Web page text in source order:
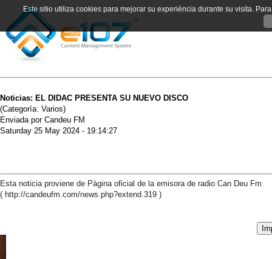
Noticias: EL DIDAC PRESENTA SU NUEVO DISCO
(Categoría: Varios)
Enviada por Candeu FM
Saturday 25 May 2024 - 19:14:27
Esta noticia proviene de Pàgina oficial de la emisora de radio Can Deu Fm
( http://candeufm.com/news.php?extend.319 )
Este sitio utiliza cookies para mejorar su experiéncia durante su visita.